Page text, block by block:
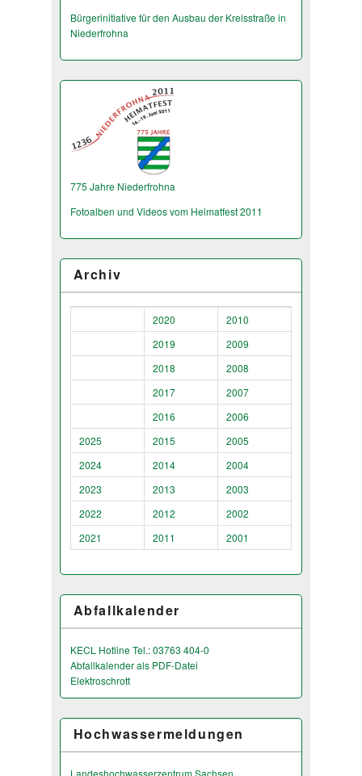
Bürgerinitiative für den Ausbau der Kreisstraße in
Niederfrohna
775 Jahre Niederfrohna
Fotoalben und Videos vom Heimatfest 2011
Archiv
2020
2010
2019
2009
2018
2008
2017
2007
2016
2006
2025
2015
2005
2024
2014
2004
2023
2013
2003
2022
2012
2002
2021
2011 2001
Abfallkalender
KECL Hotline Tel.: 03763 404-0
Abfallkalender als PDF-Datei
Elektroschrott
Hochwassermeldungen
Landeshochwas­serzentrum Sachsen